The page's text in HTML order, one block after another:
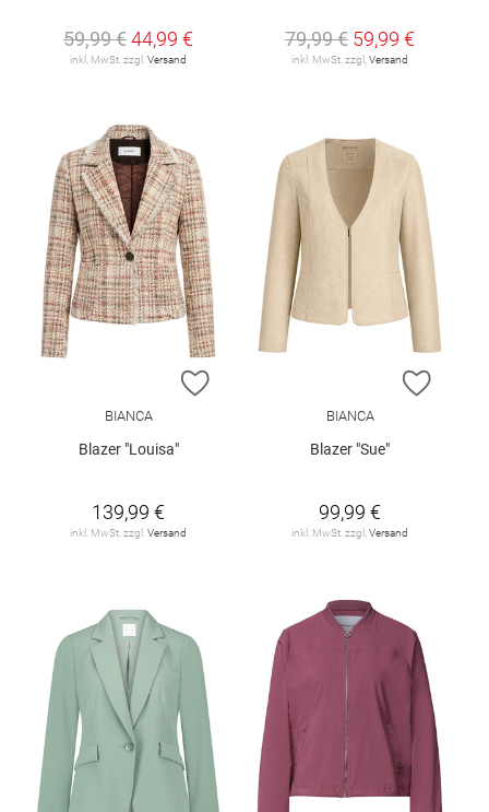
59,99 €44,99 €
inkl. MwSt. zzgl. Versand
79,99 € 59,99 €
inkl. MwSt. zzgl. Versand
ZUR WUNSCHLISTE HINZUFÜGEN
BIANCA
Blazer "Louisa"
139,99 €
inkl. MwSt. zzgl. Versand
ZUR
BIANCA
Blazer "Sue"
99,99 €
inkl. MwSt. zzgl. Versand